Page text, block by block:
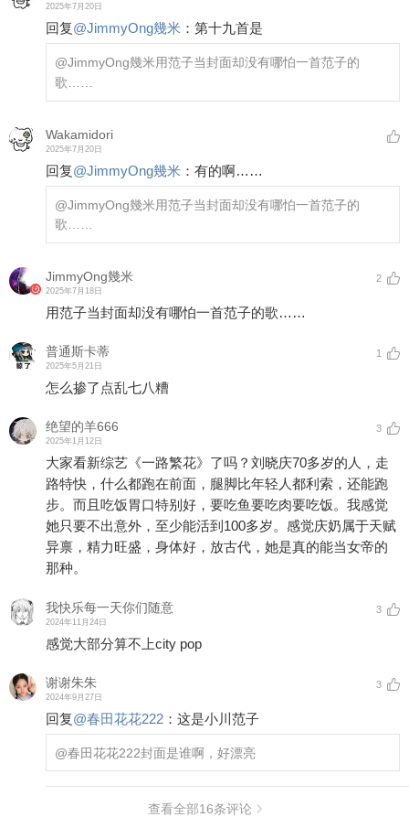
2025年7月20日
回复@JimmyOng幾米 ： 第十九首是
@JimmyOng幾米用范子当封面却没有哪怕一首范子的
歌……
Wakamidori
2025年7月20日
回复@JimmyOng幾米 ： 有的啊……
@JimmyOng幾米用范子当封面却没有哪怕一首范子的
歌……
JimmyOng幾米
2025年7月18日
2
用范子当封面却没有哪怕一首范子的歌……
普通斯卡蒂
2025年5月21日
1
怎么掺了点乱七八糟
绝望的羊666
2025年1月12日
3
大家看新综艺《一路繁花》了吗？刘晓庆70多岁的人，走
路特快，什么都跑在前面，腿脚比年轻人都利索，还能跑
步。而且吃饭胃口特别好，要吃鱼要吃肉要吃饭。我感觉
她只要不出意外，至少能活到100多岁。感觉庆奶属于天赋
异禀，精力旺盛，身体好，放古代，她是真的能当女帝的
那种。 ​
我快乐每一天你们随意
2024年11月24日
3
感觉大部分算不上city pop
谢谢朱朱
2024年9月27日
3
回复@春田花花222 ： 这是小川范子
@春田花花222封面是谁啊，好漂亮
查看全部16条评论